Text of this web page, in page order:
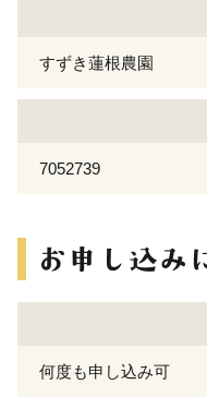
すずき蓮根農園
7052739
何度も申し込み可